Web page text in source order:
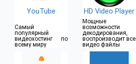
YouTube
Самый
популярный
видеохостинг по
всему миру
HD Video Player
Мощные
возможности
декодирования,
воспроизводит все
видео файлы